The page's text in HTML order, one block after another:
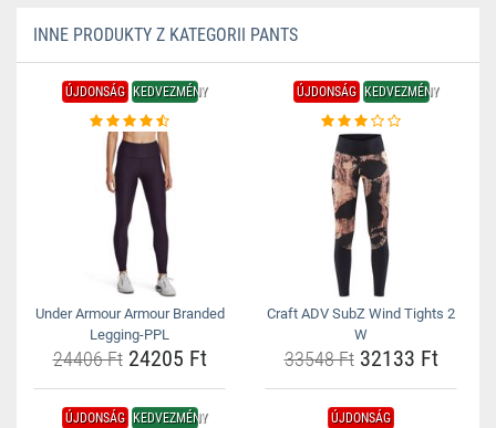
INNE PRODUKTY Z KATEGORII PANTS
ÚJDONSÁG KEDVEZMÉNY
Under Armour Armour Branded
Legging-PPL
24406 Ft24205 Ft
ÚJDONSÁG KEDVEZMÉNY
Craft ADV SubZ Wind Tights 2
W
33548 Ft32133 Ft
ÚJDONSÁG KEDVEZMÉNY ÚJDONSÁG